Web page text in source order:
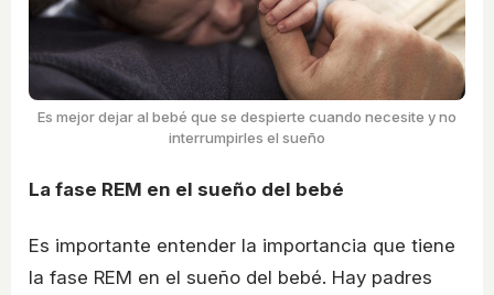
Es mejor dejar al bebé que se despierte cuando necesite y no
interrumpirles el sueño
La fase REM en el sueño del bebé
Es importante entender la importancia que tiene
la fase REM en el sueño del bebé. Hay padres